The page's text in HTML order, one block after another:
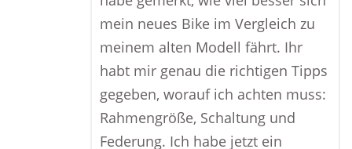
mein neues Bike im Vergleich zu
meinem alten Modell fährt. Ihr
habt mir genau die richtigen Tipps
gegeben, worauf ich achten muss:
Rahmengröße, Schaltung und
Federung. Ich habe jetzt ein